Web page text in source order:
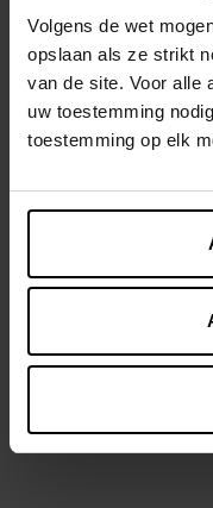
Volgens de wet
opslaan als ze strikt
van de site. Voor alle
uw toestemming
toestemming op elk
Beschrijving
Kenmerken